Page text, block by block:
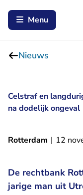
Menu
Nieuws
Celstraf en
na dodelijk ongeval
Rotterdam | 12
De rechtbank
jarige man uit